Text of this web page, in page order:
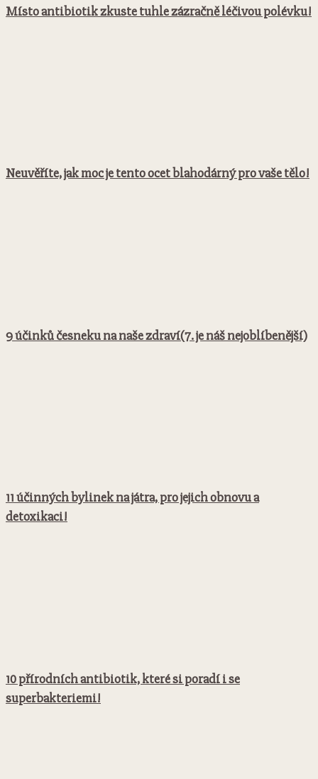
Místo antibiotik zkuste tuhle zázračně léčivou polévku!
Neuvěříte, jak moc je tento ocet blahodárný pro vaše tělo!
9 účinků česneku na naše zdraví(7. je náš nejoblíbenější)
11 účinných bylinek na játra, pro jejich obnovu a
detoxikaci!
10 přírodních antibiotik, které si poradí i se
superbakteriemi!